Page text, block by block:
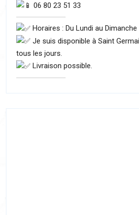
06 80 23 51 33
Horaires : Du Lundi au
Je suis disponible à Saint
tous les jours.
Livraison possible.